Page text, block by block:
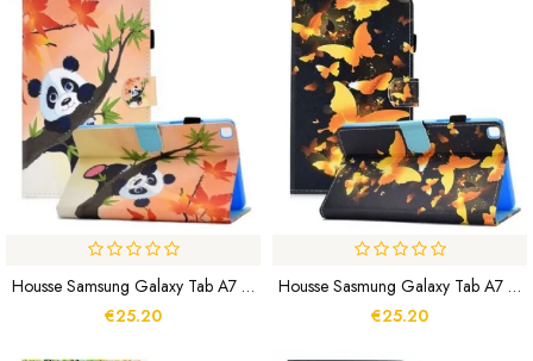
Housse Samsung Galaxy Tab A7 Lite Mignon Panda
€25.20
Housse Sasmung Galaxy Tab A7 Lite Papillons Uniques
€25.20